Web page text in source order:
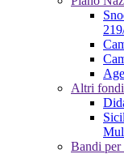
Altri fondi
Bandi per